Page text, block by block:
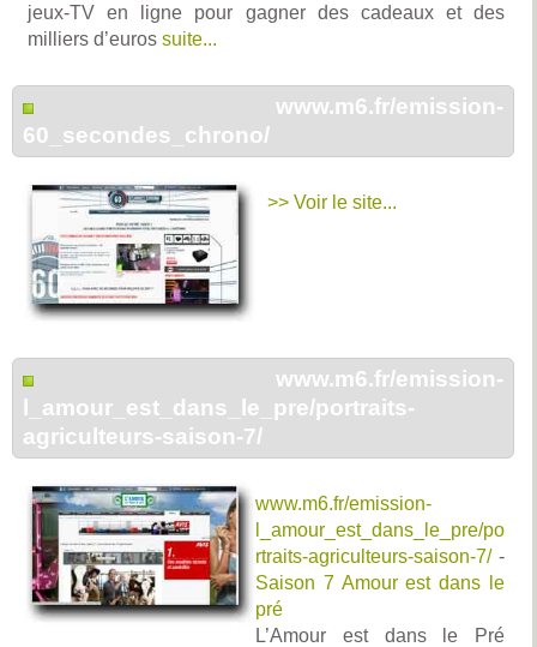
jeux-TV en ligne pour gagner des cadeaux et des
milliers d’euros suite...
www.m6.fr/emission-
60_secondes_chrono/
>> Voir le site...
www.m6.fr/emission-
l_amour_est_dans_le_pre/portraits-
agriculteurs-saison-7/
www.m6.fr/emission-
l_amour_est_dans_le_pre/po
rtraits-agriculteurs-saison-7/-
Saison 7 Amour est dans le
pré
L’Amour est dans le Pré